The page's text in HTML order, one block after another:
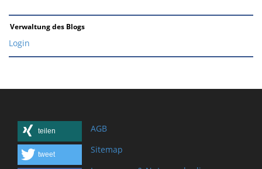
Verwaltung des Blogs
Login
teilen
tweet
AGB
Sitemap